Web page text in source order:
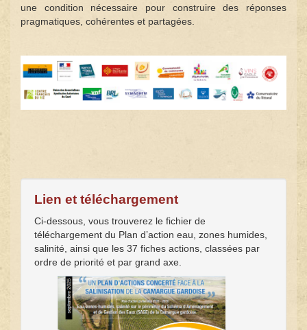
une condition nécessaire pour construire des réponses
pragmatiques, cohérentes et partagées.
Lien et téléchargement
Ci-dessous, vous trouverez le fichier de
téléchargement du Plan d’action eau, zones humides,
salinité, ainsi que les 37 fiches actions, classées par
ordre de priorité et par grand axe.